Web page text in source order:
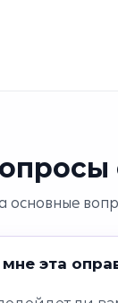
основные
эта